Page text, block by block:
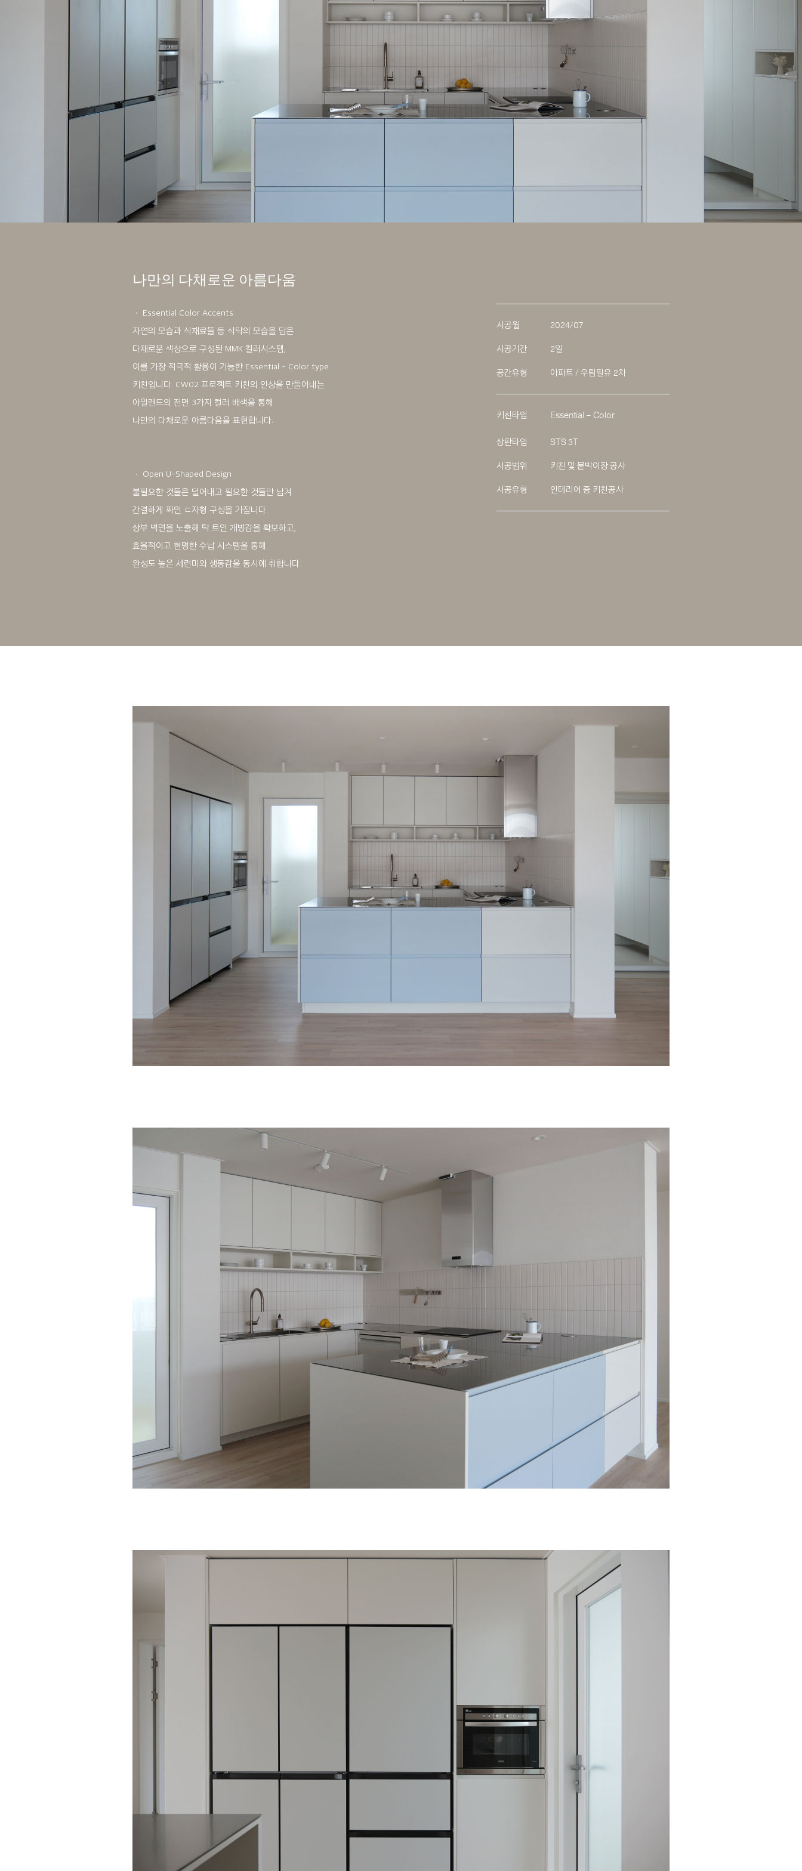
나만의 다채로운 아름다움
ㆍ Essential Color Accents
자연의 모습과 식재료들 등 식탁의 모습을 담은
다채로운 색상으로 구성된 MMK 컬러시스템,
이를 가장 적극적 활용이 가능한 Essential - Color type
키친입니다. CW02 프로젝트 키친의 인상을 만들어내는
아일랜드의 전면 3가지 컬러 배색을 통해
나만의 다채로운 아름다움을 표현합니다.
ㆍ Open U-Shaped Design
불필요한 것들은 덜어내고 필요한 것들만 남겨
간결하게 짜인 ㄷ자형 구성을 가집니다.
상부 벽면을 노출해 탁 트인 개방감을 확보하고,
효율적이고 현명한 수납 시스템을 통해
완성도 높은 세련미와 생동감을 동시에 취합니다.
시공월 2024/07
시공기간 2일
공간유형 아파트 / 우림필유 2차
키친타입 Essential – Color
상판타입 STS 3T
시공범위 키친 및 붙박이장 공사
시공유형 인테리어 중 키친공사